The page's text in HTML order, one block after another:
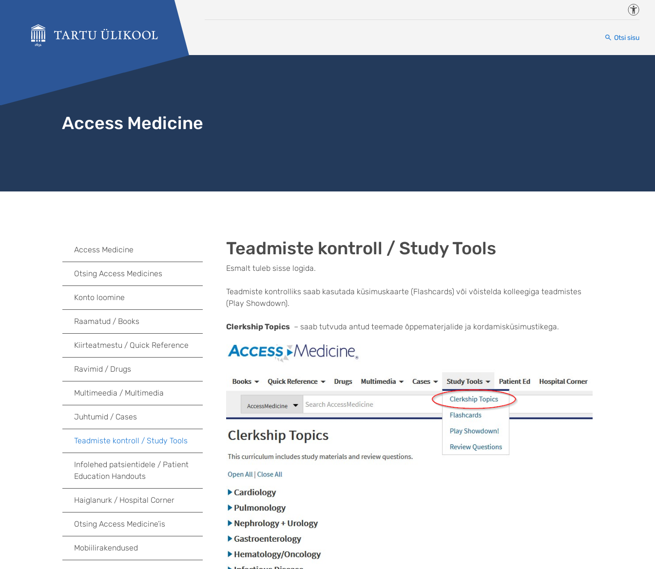
Otsi sisu
Access Medicine
Teadmiste kontroll / Study Tools
Esmalt tuleb sisse logida.
Teadmiste kontrolliks saab kasutada küsimuskaarte (Flashcards) või võistelda kolleegiga teadmistes
(Play Showdown).
Clerkship Topics – saab tutvuda antud teemade õppematerjalide ja kordamisküsimustikega.
Access Medicine
Otsing Access Medicines
Konto loomine
Raamatud / Books
Kiirteatmestu / Quick Reference
Ravimid / Drugs
Multimeedia / Multimedia
Juhtumid / Cases
Teadmiste kontroll / Study Tools
Infolehed patsientidele / Patient
Education Handouts
Haiglanurk / Hospital Corner
Otsing Access Medicine’is
Mobiilirakendused